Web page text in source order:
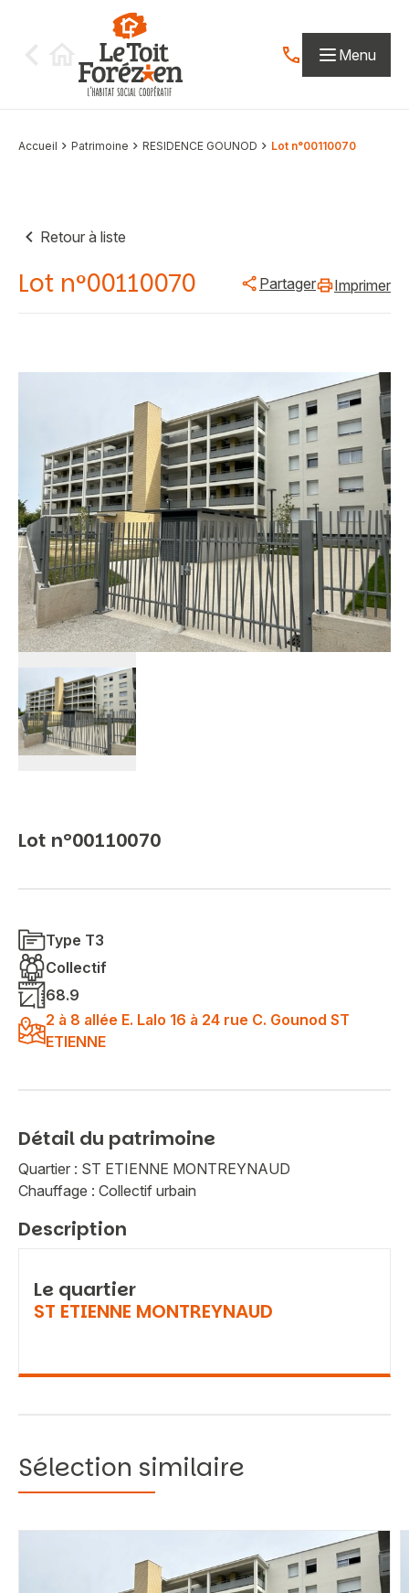
Contactez-nous
Menu
Accueil Patrimoine RESIDENCE GOUNOD Lot n°00110070
Retour à liste
Lot n°00110070 Partager Imprimer
Lot n°00110070
Type T3
Collectif
68.9
2 à 8 allée E. Lalo 16 à 24 rue C. Gounod ST
ETIENNE
Détail du patrimoine
Quartier : ST ETIENNE MONTREYNAUD
Chauffage : Collectif urbain
Description
Le quartier
ST ETIENNE MONTREYNAUD
Sélection similaire